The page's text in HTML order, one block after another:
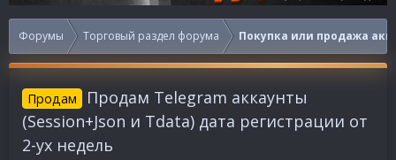
Форумы Торговый раздел форума Покупка или продажа
Продам
Продам Telegram аккаунты
(Session+Json и Tdata) дата регистрации от
2-ух недель